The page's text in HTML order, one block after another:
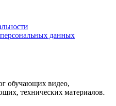
данных
обучающих видео,
технических материалов.